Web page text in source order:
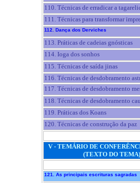
110. Técnicas de erradicar a
111. Técnicas para transformar
112. Dança dos Derviches
113. Práticas de cadeias gnósticas
114. Ioga dos sonhos
115. Técnicas de saída jinas
116. Técnicas de desdobramento
117. Técnicas de desdobramento
118. Técnicas de desdobramento
119. Práticas dos Koans
120. Técnicas de construção da paz
V - TEMÁRIO DE
(TEXTO DO TEMA)
121. As principais escrituras sagradas